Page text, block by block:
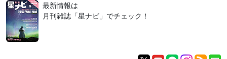
最新情報は
月刊雑誌「星ナビ」でチェック！